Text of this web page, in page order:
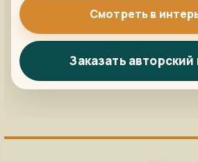
Смотреть в
Заказать авторский